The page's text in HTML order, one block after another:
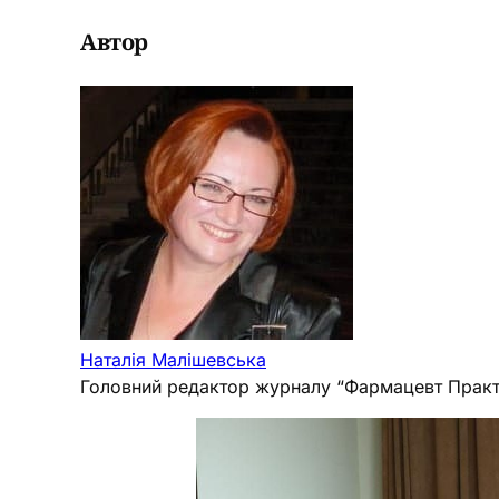
Автор
Наталія Малішевська
Головний редактор журналу “Фармацевт